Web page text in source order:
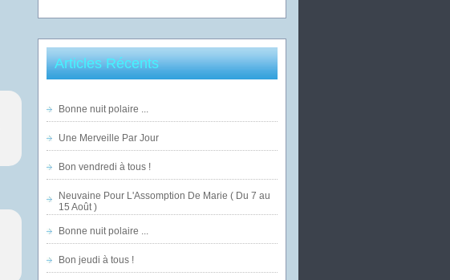
Articles Récents
Bonne nuit polaire ...
Une Merveille Par Jour
Bon vendredi à tous !
Neuvaine Pour L'Assomption De Marie ( Du 7 au
15 Août )
Bonne nuit polaire ...
Bon jeudi à tous !